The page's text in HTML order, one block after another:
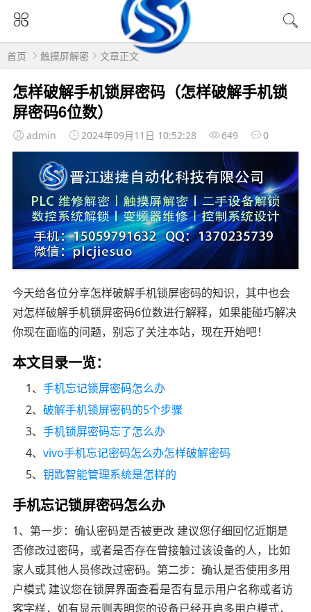
首页 触摸屏解密 文章正文
怎样破解手机锁屏密码（怎样破解手机锁
屏密码6位数）
admin 2024年09月11日 10:52:28 649 0
今天给各位分享怎样破解手机锁屏密码的知识，其中也会
对怎样破解手机锁屏密码6位数进行解释，如果能碰巧解决
你现在面临的问题，别忘了关注本站，现在开始吧！
本文目录一览：
1、手机忘记锁屏密码怎么办
2、破解手机锁屏密码的5个步骤
3、手机锁屏密码忘了怎么办
4、vivo手机忘记密码怎么办怎样破解密码
5、钥匙智能管理系统是怎样的
手机忘记锁屏密码怎么办
1、第一步：确认密码是否被更改 建议您仔细回忆近期是
否修改过密码，或者是否存在曾接触过该设备的人，比如
家人或其他人员修改过密码。第二步：确认是否使用多用
户模式 建议您在锁屏界面查看是否有显示用户名称或者访
客字样，如有显示则表明您的设备已经开启多用户模式，